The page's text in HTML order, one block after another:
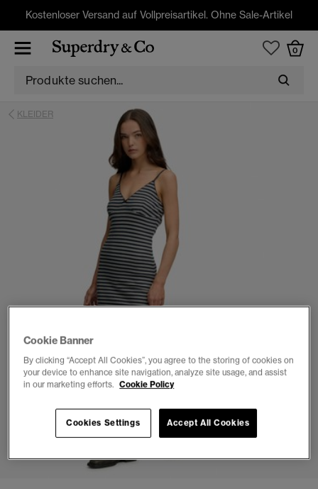
Kostenloser Versand auf Vollpreisartikel. Ohne Sale-Artikel
0
KLEIDER
1 2 3 4 5 6 7
Cookie Banner
By clicking “Accept All Cookies”, you agree to the storing of cookies on
your device to enhance site navigation, analyze site usage, and assist
in our marketing efforts. Cookie Policy
Accept All Cookies
Cookies Settings